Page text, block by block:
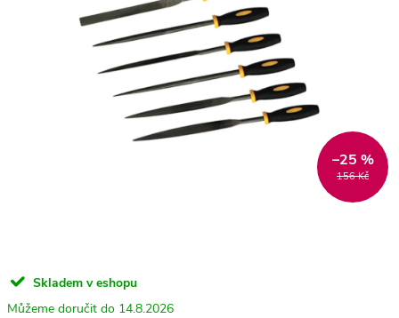
156 Kč
–25 %
Skladem v eshopu
14.8.2026